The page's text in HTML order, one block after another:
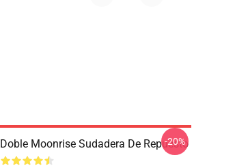
Doble Moonrise Sudadera De Repuesto
-20%